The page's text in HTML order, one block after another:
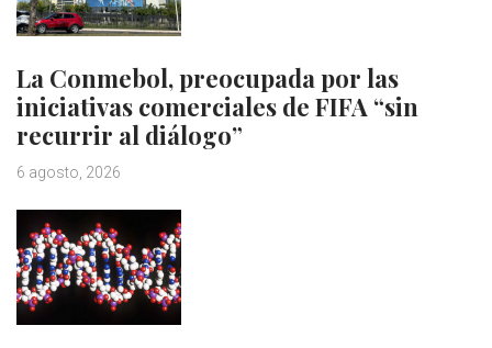
La Conmebol, preocupada por las
iniciativas comerciales de FIFA “sin
recurrir al diálogo”
6 agosto, 2026